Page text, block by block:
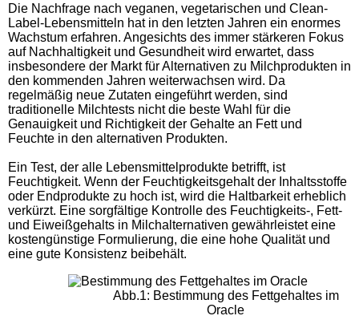
Die Nachfrage nach veganen, vegetarischen und Clean-
Label-Lebensmitteln hat in den letzten Jahren ein enormes
Wachstum erfahren. Angesichts des immer stärkeren Fokus
auf Nachhaltigkeit und Gesundheit wird erwartet, dass
insbesondere der Markt für Alternativen zu Milchprodukten in
den kommenden Jahren weiterwachsen wird. Da
regelmäßig neue Zutaten eingeführt werden, sind
traditionelle Milchtests nicht die beste Wahl für die
Genauigkeit und Richtigkeit der Gehalte an Fett und
Feuchte in den alternativen Produkten.
Ein Test, der alle Lebensmittelprodukte betrifft, ist
Feuchtigkeit. Wenn der Feuchtigkeitsgehalt der Inhaltsstoffe
oder Endprodukte zu hoch ist, wird die Haltbarkeit erheblich
verkürzt. Eine sorgfältige Kontrolle des Feuchtigkeits-, Fett-
und Eiweißgehalts in Milchalternativen gewährleistet eine
kostengünstige Formulierung, die eine hohe Qualität und
eine gute Konsistenz beibehält.
Abb.1: Bestimmung des Fettgehaltes im
Oracle